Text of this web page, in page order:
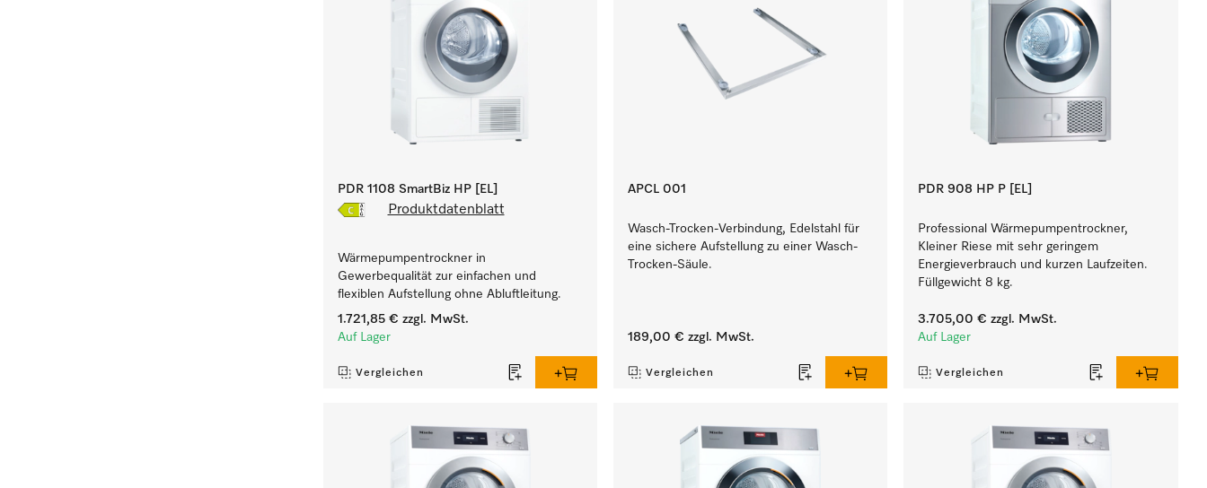
PDR 1108 SmartBiz HP [EL]
Produktdatenblatt
Wärmepumpentrockner in
Gewerbequalität zur einfachen und
flexiblen Aufstellung ohne Abluftleitung.
1.721,85 € zzgl. MwSt.
Auf Lager
Vergleichen
APCL 001
Wasch-Trocken-Verbindung, Edelstahl für
eine sichere Aufstellung zu einer Wasch-
Trocken-Säule.
189,00 € zzgl. MwSt.
Vergleichen
PDR 908 HP P [EL]
Professional Wärmepumpentrockner,
Kleiner Riese mit sehr geringem
Energieverbrauch und kurzen Laufzeiten.
Füllgewicht 8 kg.
3.705,00 € zzgl. MwSt.
Auf Lager
Vergleichen